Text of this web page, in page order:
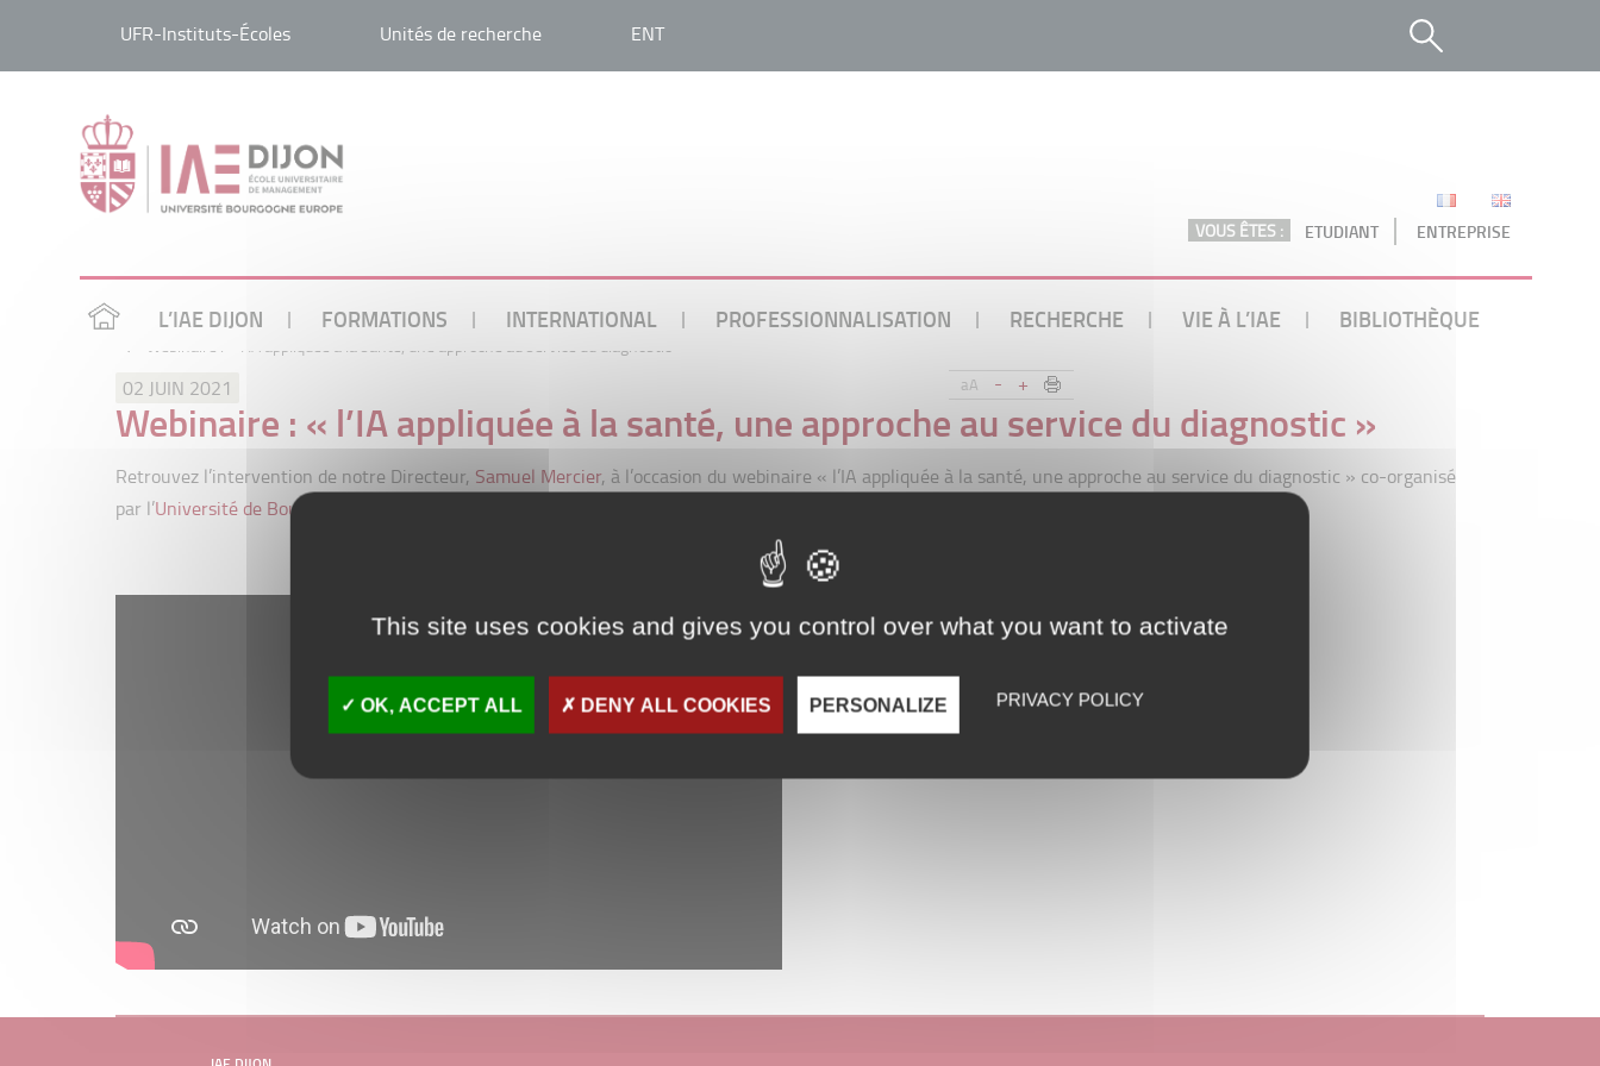
UFR-Instituts-Écoles Unités de recherche ENT
VOUS ÊTES : ETUDIANT ENTREPRISE
L’IAE DIJON FORMATIONS INTERNATIONAL PROFESSIONNALISATION RECHERCHE VIE À L’IAE BIBLIOTHÈQUE
/ Webinaire : « l’IA appliquée à la santé, une approche au service du diagnostic »
aA - +
02 JUIN 2021
Webinaire : « l’IA appliquée à la santé, une approche au service du diagnostic »
Retrouvez l’intervention de notre Directeur, Samuel Mercier, à l’occasion du webinaire « l’IA appliquée à la santé, une approche au service du diagnostic » co-organisé
par l’Université de Bourgogne
This site uses cookies and gives you control over what you want to activate
OK, ACCEPT ALL DENY ALL COOKIES PERSONALIZE PRIVACY POLICY